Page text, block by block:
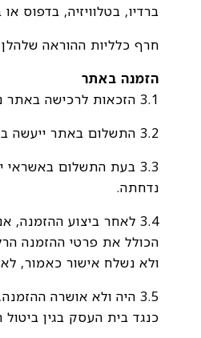
ברדיו, בטלוויזיה,
חרף כלליות ההוראה
הזמנה באתר
3.1 הזכאות לרכישה באתר ניתנת מגיל 18 ומעלה
3.2 התשלום באתר ייעשה בכפוף לאישור העסקה ע"י הבעלים.
3.3 בעת התשלום
נדחתה.
3.4 לאחר ביצוע
הכולל את פרטי ההזמנה
ולא נשלח אישור כאמור,
3.5 היה ולא אושרה
כנגד בית העסק בגין